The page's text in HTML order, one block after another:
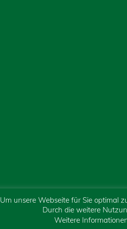
Um unsere Webseite für Sie optimal
Durch die weitere
Weitere